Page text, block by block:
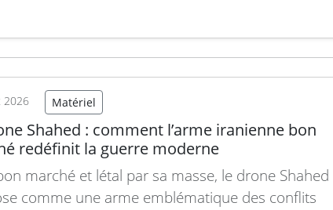
dans plusieurs régions du pays et que la
de la suprématie aérienne russe reste…Lire
2026 Matériel
Shahed : comment l’arme iranienne bon
redéfinit la guerre moderne
marché et létal par sa masse, le drone Shahed
comme une arme emblématique des conflits